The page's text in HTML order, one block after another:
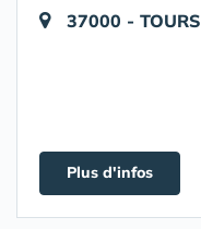
37000 - TOURS
Plus d'infos